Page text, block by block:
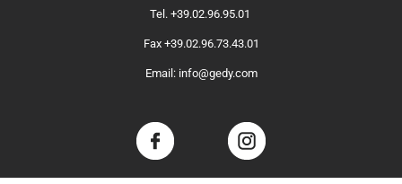
Tel. +39.02.96.95.01
Fax +39.02.96.73.43.01
Email: info@gedy.com